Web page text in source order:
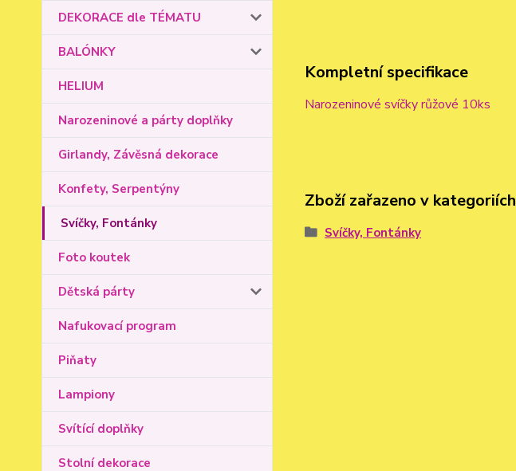
DEKORACE dle TÉMATU
BALÓNKY
HELIUM
Narozeninové a párty doplňky
Girlandy, Závěsná dekorace
Konfety, Serpentýny
Svíčky, Fontánky
Foto koutek
Dětská párty
Nafukovací program
Piňaty
Lampiony
Svítící doplňky
Stolní dekorace
Kompletní specifikace
Narozeninové svíčky růžové 10ks
Zboží zařazeno v kategoriích
Svíčky, Fontánky